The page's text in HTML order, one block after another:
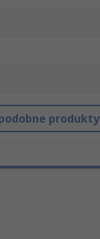
produkty